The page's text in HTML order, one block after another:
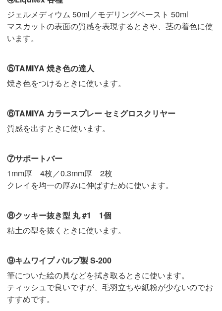
ジェルメディウム 50ml／モデリングペースト 50ml
マスカットの表面の質感を表現するときや、茎の着色に使
います。
⑤TAMIYA 焼き色の達人
焼き色をつけるときに使います。
⑥TAMIYA カラースプレー セミグロスクリヤー
質感を出すときに使います。
⑦サポートバー
1mm厚 4枚／0.3mm厚 2枚
クレイを均一の厚みに伸ばすために使います。
⑧クッキー抜き型 丸 #1 1個
粘土の型を抜くときに使います。
⑨キムワイプ パルプ製 S-200
筆についた絵の具などを拭き取るときに使います。
ティッシュで良いですが、毛羽立ちや紙粉が少ないのでお
すすめです。